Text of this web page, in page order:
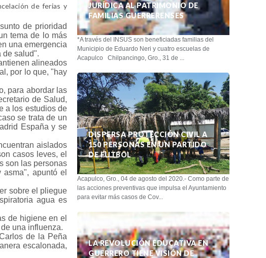
de ferias y
de prioridad
tema de lo más
una emergencia
de salud".
alineados
por lo que, "hay
para abordar las
de Salud,
a los estudios de
se trata de un
España y se
aislados
casos leves, el
son las personas
apuntó el
sobre el pliegue
agua es
de higiene en el
una influenza.
de la Peña
escalonada,
JURÍDICA AL PATRIMONIO DE
FAMILIAS GUERRERENSES
*A través del INSUS son beneficiadas familias del
Municipio de Eduardo Neri y cuatro escuelas de
Acapulco Chilpancingo, Gro., 31 de ...
DISPERSA PROTECCIÓN CIVIL A
150 PERSONAS EN UN PARTIDO
DE FUTBOL
Acapulco, Gro., 04 de agosto del 2020.- Como parte de
las acciones preventivas que impulsa el Ayuntamiento
para evitar más casos de Cov...
LA REVOLUCIÓN EDUCATIVA EN
GUERRERO TIENE VISIÓN DE